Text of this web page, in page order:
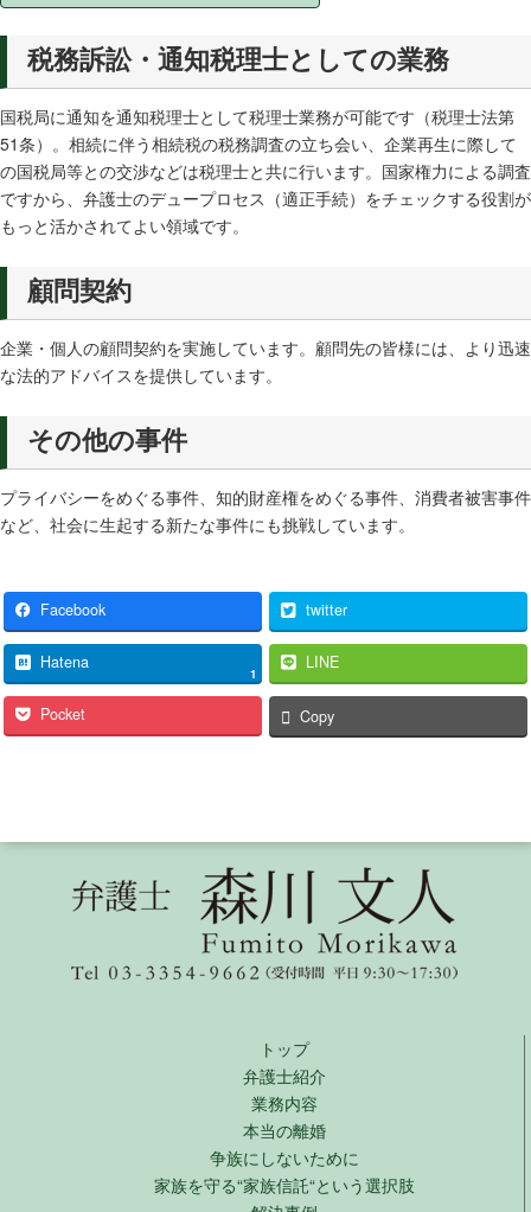
税務訴訟・通知税理士としての業務
国税局に通知を通知税理士として税理士業務が可能です（税理士法第
51条）。相続に伴う相続税の税務調査の立ち会い、企業再生に際して
の国税局等との交渉などは税理士と共に行います。国家権力による調査
ですから、弁護士のデュープロセス（適正手続）をチェックする役割が
もっと活かされてよい領域です。
顧問契約
企業・個人の顧問契約を実施しています。顧問先の皆様には、より迅速
な法的アドバイスを提供しています。
その他の事件
プライバシーをめぐる事件、知的財産権をめぐる事件、消費者被害事件
など、社会に生起する新たな事件にも挑戦しています。
Facebook twitter
Hatena
1
LINE
Pocket Copy
トップ
弁護士紹介
業務内容
本当の離婚
争族にしないために
家族を守る“家族信託“という選択肢